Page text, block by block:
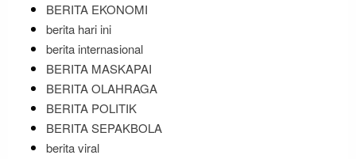
BERITA EKONOMI
berita hari ini
berita internasional
BERITA MASKAPAI
BERITA OLAHRAGA
BERITA POLITIK
BERITA SEPAKBOLA
berita viral